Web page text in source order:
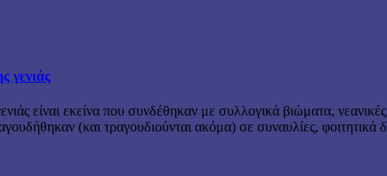
γενιάς
είναι εκείνα που συνδέθηκαν με συλλογικά βιώματα,
(και τραγουδιούνται ακόμα) σε συναυλίες,